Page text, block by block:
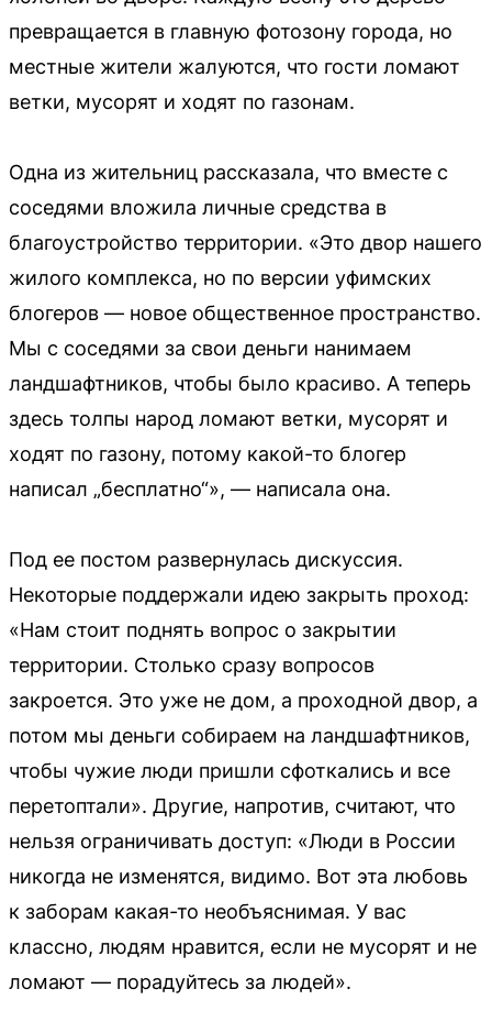
превращается в главную фотозону города, но
местные жители жалуются, что гости ломают
ветки, мусорят и ходят по газонам.
Одна из жительниц рассказала, что вместе с
соседями вложила личные средства в
благоустройство территории. «Это двор нашего
жилого комплекса, но по версии уфимских
блогеров — новое общественное пространство.
Мы с соседями за свои деньги нанимаем
ландшафтников, чтобы было красиво. А теперь
здесь толпы народ ломают ветки, мусорят и
ходят по газону, потому какой-то блогер
написал „бесплатно“», — написала она.
Под ее постом развернулась дискуссия.
Некоторые поддержали идею закрыть проход:
«Нам стоит поднять вопрос о закрытии
территории. Столько сразу вопросов
закроется. Это уже не дом, а проходной двор, а
потом мы деньги собираем на ландшафтников,
чтобы чужие люди пришли сфоткались и все
перетоптали». Другие, напротив, считают, что
нельзя ограничивать доступ: «Люди в России
никогда не изменятся, видимо. Вот эта любовь
к заборам какая-то необъяснимая. У вас
классно, людям нравится, если не мусорят и не
ломают — порадуйтесь за людей».